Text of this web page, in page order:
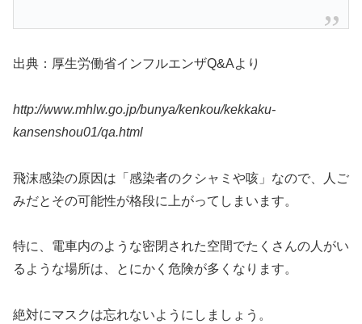
出典：厚生労働省インフルエンザQ&Aより
http://www.mhlw.go.jp/bunya/kenkou/kekkaku-
kansenshou01/qa.html
飛沫感染の原因は「感染者のクシャミや咳」なので、人ご
みだとその可能性が格段に上がってしまいます。
特に、電車内のような密閉された空間でたくさんの人がい
るような場所は、とにかく危険が多くなります。
絶対にマスクは忘れないようにしましょう。